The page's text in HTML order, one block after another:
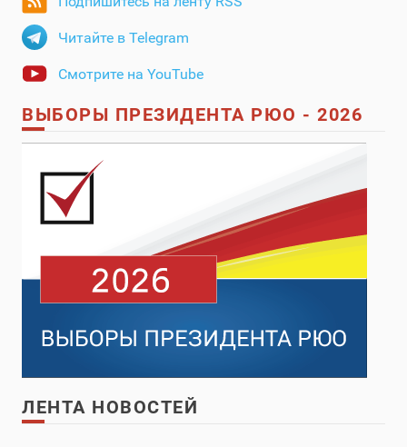
Читайте в Telegram
Смотрите на YouTube
ВЫБОРЫ ПРЕЗИДЕНТА РЮО - 2026
ЛЕНТА НОВОСТЕЙ